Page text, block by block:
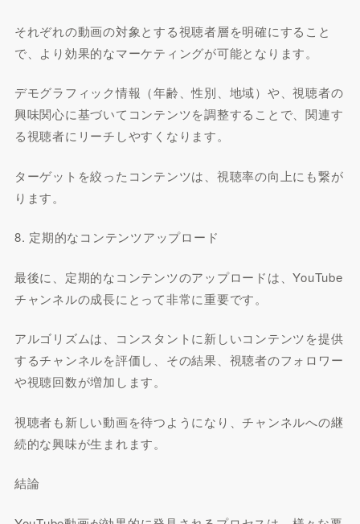
それぞれの動画の対象とする視聴者層を明確にすること
で、より効果的なマーケティングが可能となります。
デモグラフィック情報（年齢、性別、地域）や、視聴者の
興味関心に基づいてコンテンツを調整することで、関連す
る視聴者にリーチしやすくなります。
ターゲットを絞ったコンテンツは、視聴率の向上にも繋が
ります。
8. 定期的なコンテンツアップロード
最後に、定期的なコンテンツのアップロードは、YouTube
チャンネルの成長にとって非常に重要です。
アルゴリズムは、コンスタントに新しいコンテンツを提供
するチャンネルを評価し、その結果、視聴者のフォロワー
や視聴回数が増加します。
視聴者も新しい動画を待つようになり、チャンネルへの継
続的な興味が生まれます。
結論